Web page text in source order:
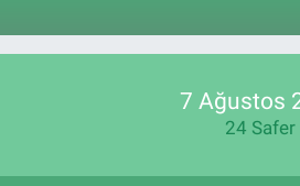
7 Ağustos
24